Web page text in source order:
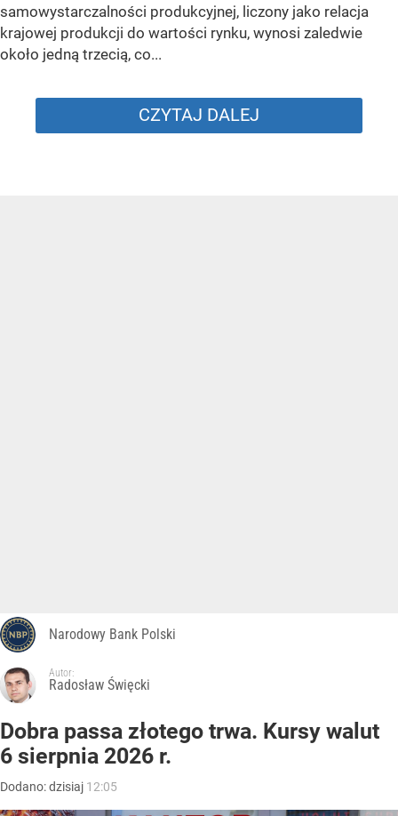
samowystarczalności produkcyjnej, liczony jako relacja
krajowej produkcji do wartości rynku, wynosi zaledwie
około jedną trzecią, co...
CZYTAJ DALEJ
Narodowy Bank Polski
Autor:
Radosław Święcki
Dobra passa złotego trwa. Kursy walut
6 sierpnia 2026 r.
Dodano:dzisiaj 12:05